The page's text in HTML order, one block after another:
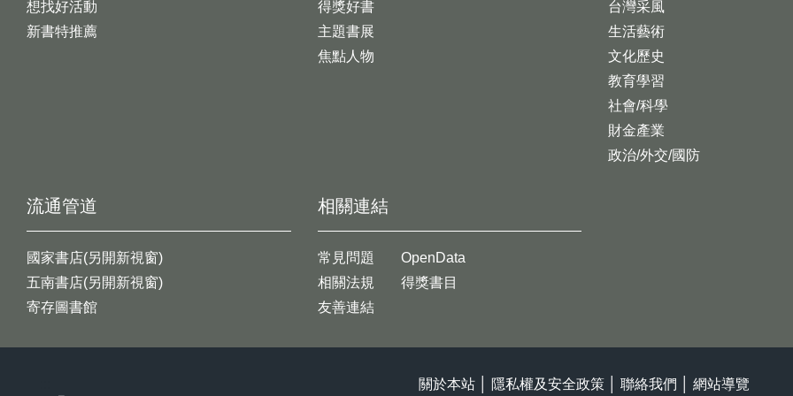
想找好活動
新書特推薦
台灣采風
生活藝術
文化歷史
教育學習
社會/科學
財金產業
政治/外交/國防
得獎好書
主題書展
焦點人物
流通管道
國家書店(另開新視窗)
五南書店(另開新視窗)
寄存圖書館
相關連結
常見問題
相關法規
友善連結
OpenData
得獎書目
關於本站 隱私權及安全政策 聯絡我們 網站導覽